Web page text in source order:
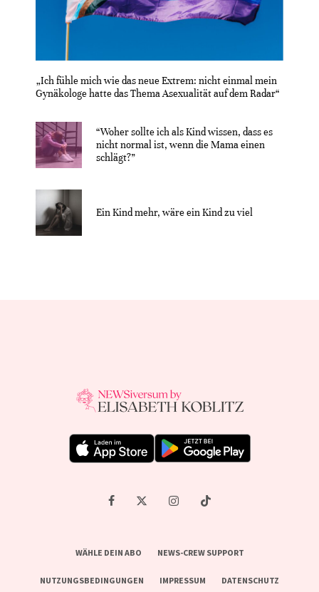
„Ich fühle mich wie das neue Extrem: nicht einmal mein
Gynäkologe hatte das Thema Asexualität auf dem Radar“
“Woher sollte ich als Kind wissen, dass es
nicht normal ist, wenn die Mama einen
schlägt?”
Ein Kind mehr, wäre ein Kind zu viel
WÄHLE DEIN ABO NEWS-CREW SUPPORT
NUTZUNGSBEDINGUNGEN IMPRESSUM DATENSCHUTZ